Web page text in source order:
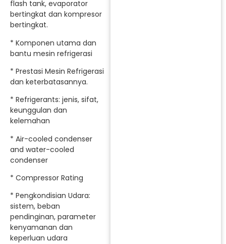
flash tank, evaporator
bertingkat dan kompresor
bertingkat.
* Komponen utama dan
bantu mesin refrigerasi
* Prestasi Mesin Refrigerasi
dan keterbatasannya.
* Refrigerants: jenis, sifat,
keunggulan dan
kelemahan
* Air-cooled condenser
and water-cooled
condenser
* Compressor Rating
* Pengkondisian Udara:
sistem, beban
pendinginan, parameter
kenyamanan dan
keperluan udara